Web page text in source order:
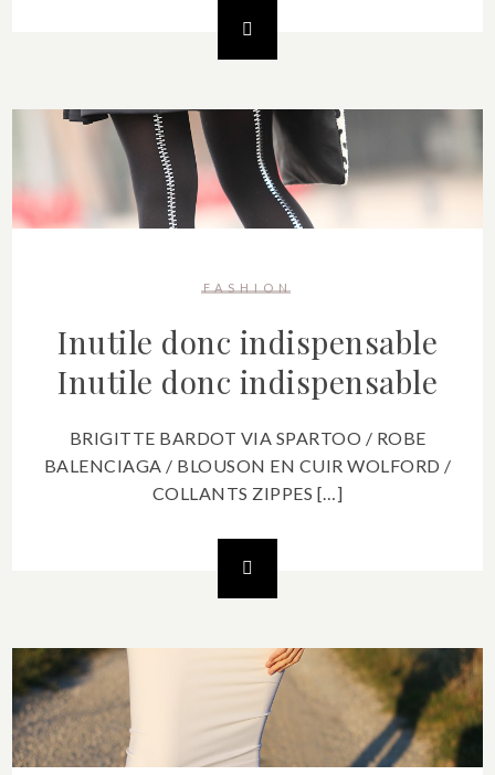
FASHION
Inutile donc indispensable
Inutile donc indispensable
BRIGITTE BARDOT VIA SPARTOO / ROBE
BALENCIAGA / BLOUSON EN CUIR WOLFORD /
COLLANTS ZIPPES […]